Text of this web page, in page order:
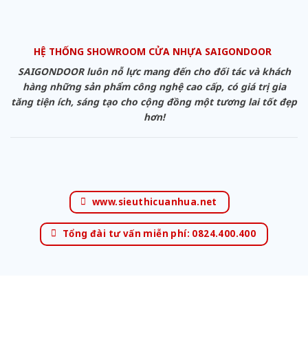
HỆ THỐNG SHOWROOM CỬA NHỰA SAIGONDOOR
SAIGONDOOR luôn nỗ lực mang đến cho đối tác và khách
hàng những sản phẩm công nghệ cao cấp, có giá trị gia
tăng tiện ích, sáng tạo cho cộng đồng một tương lai tốt đẹp
hơn!
www.sieuthicuanhua.net
Tổng đài tư vấn miễn phí: 0824.400.400